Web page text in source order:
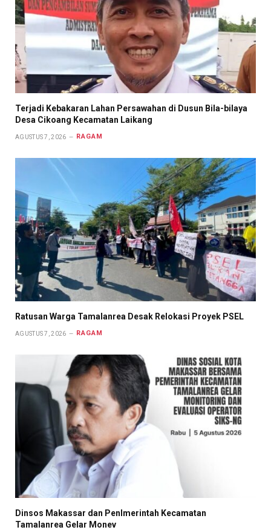
Terjadi Kebakaran Lahan Persawahan di Dusun Bila-bilaya
Desa Cikoang Kecamatan Laikang
AGUSTUS 7, 2026 RAGAM
Ratusan Warga Tamalanrea Desak Relokasi Proyek PSEL
AGUSTUS 7, 2026 RAGAM
Dinsos Makassar dan Penlmerintah Kecamatan
Tamalanrea Gelar Monev